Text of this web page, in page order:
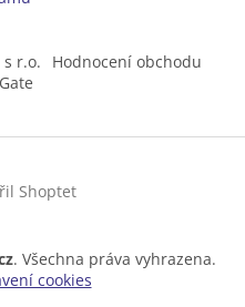
r.o.
Hodnocení obchodu
Shoptet
. Všechna práva vyhrazena.
cookies